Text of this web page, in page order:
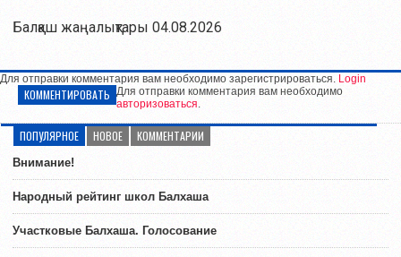
Балқаш жаңалықтары 04.08.2026
Для отправки комментария вам необходимо зарегистрироваться. Login
КОММЕНТИРОВАТЬ Для отправки комментария вам необходимо
авторизоваться.
ПОПУЛЯРНОЕ НОВОЕ КОММЕНТАРИИ
Внимание!
Народный рейтинг школ Балхаша
Участковые Балхаша. Голосование